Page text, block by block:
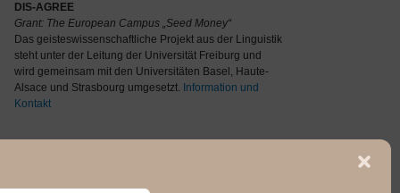
DIS-AGREE
Grant: The European Campus „Seed Money“
Das geisteswissenschaftliche Projekt aus der Linguistik
steht unter der Leitung der Universität Freiburg und
wird gemeinsam mit den Universitäten Basel, Haute-
Alsace und Strasbourg umgesetzt. Information und
Kontakt